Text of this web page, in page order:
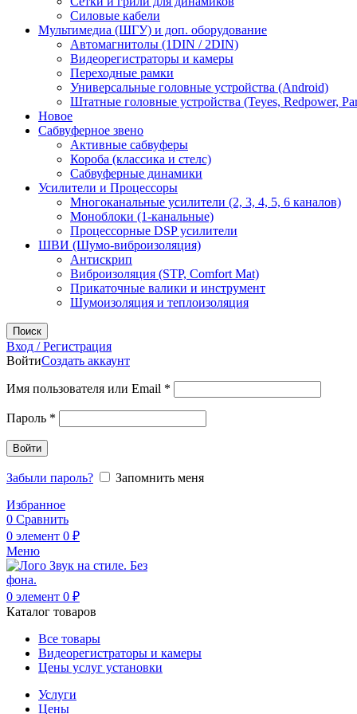
Силовые кабели
Мультимедиа (ШГУ) и доп. оборудование
Автомагнитолы (1DIN / 2DIN)
Видеорегистраторы и камеры
Переходные рамки
Универсальные головные устройства (Android)
Штатные головные устройства (Teyes, Redpower,
Новое
Сабвуферное звено
Активные сабвуферы
Короба (классика и стелс)
Сабвуферные динамики
Усилители и Процессоры
Многоканальные усилители (2, 3, 4, 5, 6 каналов)
Моноблоки (1-канальные)
Процессорные DSP усилители
ШВИ (Шумо-виброизоляция)
Антискрип
Виброизоляция (STP, Comfort Mat)
Прикаточные валики и инструмент
Шумоизоляция и теплоизоляция
Поиск
Вход / Регистрация
ВойтиСоздать аккаунт
Имя пользователя или Email *
Пароль *
Войти
Забыли пароль?
Запомнить меня
Избранное
0 Сравнить
0 элемент 0 ₽
Меню
0 элемент 0 ₽
Каталог товаров
Все товары
Видеорегистраторы и камеры
Цены услуг установки
Услуги
Цены